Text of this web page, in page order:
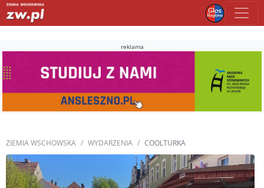
reklama
ZIEMIA WSCHOWSKA WYDARZENIA COOLTURKA